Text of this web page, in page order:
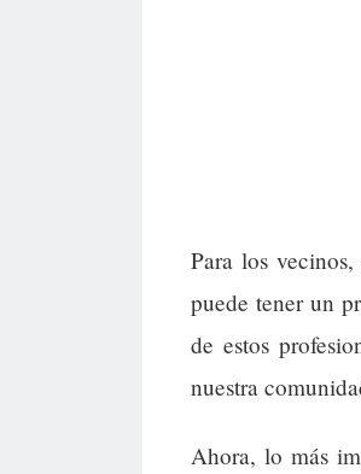
Para los
puede tener un
de estos
nuestra
Ahora, lo más